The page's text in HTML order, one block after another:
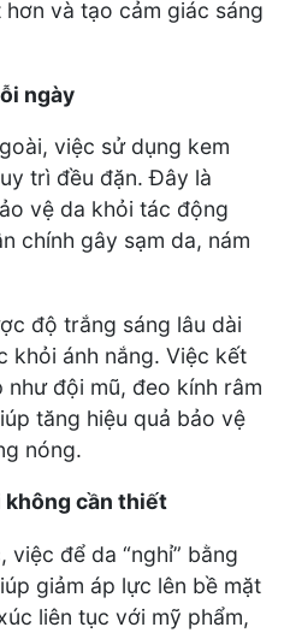
và tạo cảm giác sáng
ngày
việc sử dụng kem
trì đều đặn. Đây là
vệ da khỏi tác động
chính gây sạm da, nám
độ trắng sáng lâu dài
khỏi ánh nắng. Việc kết
đội mũ, đeo kính râm
tăng hiệu quả bảo vệ
nóng.
không cần thiết
việc để da “nghỉ” bằng
giảm áp lực lên bề mặt
liên tục với mỹ phẩm,